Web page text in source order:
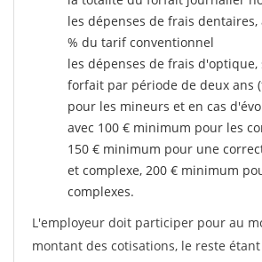
les dépenses de frais
% du tarif conventionnel
les dépenses de frais
forfait par période de deux ans
pour les mineurs et en cas
avec 100 € minimum pour les
150 € minimum pour une
et complexe, 200 € minimum
complexes.
L'employeur doit participer pour au
montant des cotisations, le reste